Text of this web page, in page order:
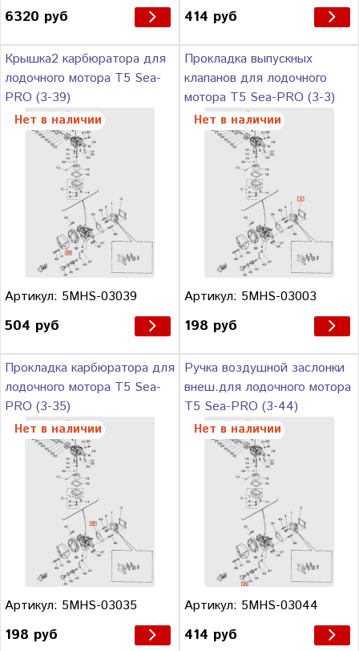
6320 руб 414 руб
Крышка2 карбюратора для
лодочного мотора T5 Sea-
PRO (3-39)
Нет в наличии
Артикул: 5MHS-03039
504 руб
Прокладка выпускных
клапанов для лодочного
мотора T5 Sea-PRO (3-3)
Нет в наличии
Артикул: 5MHS-03003
198 руб
Прокладка карбюратора для
лодочного мотора T5 Sea-
PRO (3-35)
Нет в наличии
Артикул: 5MHS-03035
198 руб
Ручка воздушной заслонки
внеш.для лодочного мотора
T5 Sea-PRO (3-44)
Нет в наличии
Артикул: 5MHS-03044
414 руб